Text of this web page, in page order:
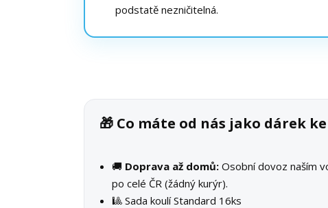
podstatě nezničitelná.
🎁 Co máte od nás jako dárek
🚚 Doprava až domů: Osobní dovoz naším
po celé ČR (žádný kurýr).
🎱 Sada koulí Standard 16ks